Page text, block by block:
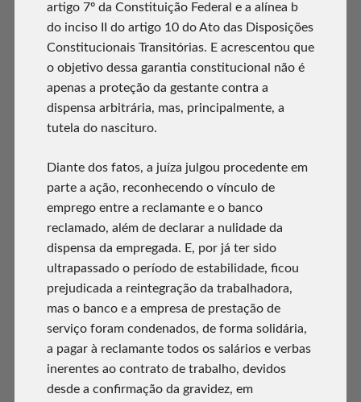
artigo 7º da Constituição Federal e a alínea b
do inciso II do artigo 10 do Ato das Disposições
Constitucionais Transitórias. E acrescentou que
o objetivo dessa garantia constitucional não é
apenas a proteção da gestante contra a
dispensa arbitrária, mas, principalmente, a
tutela do nascituro.
Diante dos fatos, a juíza julgou procedente em
parte a ação, reconhecendo o vínculo de
emprego entre a reclamante e o banco
reclamado, além de declarar a nulidade da
dispensa da empregada. E, por já ter sido
ultrapassado o período de estabilidade, ficou
prejudicada a reintegração da trabalhadora,
mas o banco e a empresa de prestação de
serviço foram condenados, de forma solidária,
a pagar à reclamante todos os salários e verbas
inerentes ao contrato de trabalho, devidos
desde a confirmação da gravidez, em